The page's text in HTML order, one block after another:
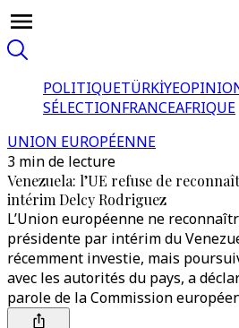
POLITIQUETÜRKİYE
SÉLECTIONFRANCEAFRIQUE
UNION EUROPÉENNE
3 min de lecture
Venezuela: l’UE refuse de
intérim Delcy Rodriguez
L’Union européenne ne
présidente par intérim du
récemment investie, mais
avec les autorités du pays, a
parole de la Commission